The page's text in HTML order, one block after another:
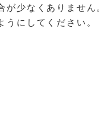
少なくありません。
うにしてください。